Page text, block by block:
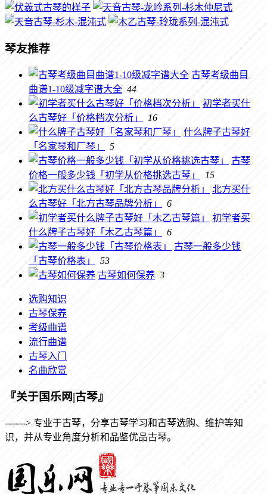
琴友推荐
古琴考级曲目
曲谱1-10级减字谱大全 44
初学者买什
么古琴好「价格档次分析」
16
什么牌子古琴好
「名家琴和厂琴」
5
古琴
价格一般多少钱「初学从价格挑选古琴」
15
北方买什
么古琴好「北方古琴品牌分析」
6
初学者买
什么牌子古琴好「木乙古琴篇」
6
古琴一般多少钱
「古琴价格表」
53
古琴如何保养 3
选购知识
古琴保养
考级曲谱
流行曲谱
古琴入门
名曲欣赏
『关于国乐网|古琴』
-------> 专业于古琴，分享古琴学习和古琴选购、维护等知
识，并从专业角度分析和品鉴优品古琴。